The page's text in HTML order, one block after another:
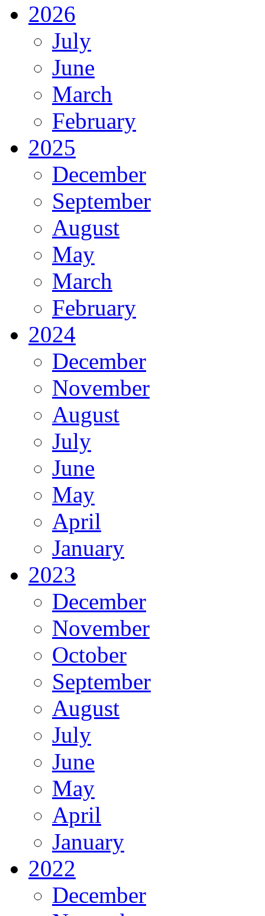
2026
July
June
March
February
2025
December
September
August
May
March
February
2024
December
November
August
July
June
May
April
January
2023
December
November
October
September
August
July
June
May
April
January
2022
December